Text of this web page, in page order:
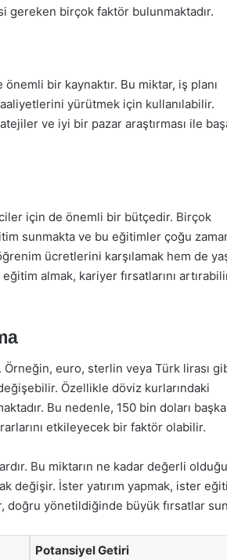
gereken birçok faktör bulunmaktadır.
bir kaynaktır. Bu miktar, iş planı
yürütmek için kullanılabilir.
ve iyi bir pazar araştırması ile
için de önemli bir bütçedir. Birçok
sunmakta ve bu eğitimler çoğu
ücretlerini karşılamak hem de
almak, kariyer fırsatlarını
euro, sterlin veya Türk lirası
Özellikle döviz kurlarındaki
Bu nedenle, 150 bin doları
etkileyecek bir faktör olabilir.
Bu miktarın ne kadar değerli
değişir. İster yatırım yapmak, ister
doğru yönetildiğinde büyük fırsatlar
Potansiyel Getiri